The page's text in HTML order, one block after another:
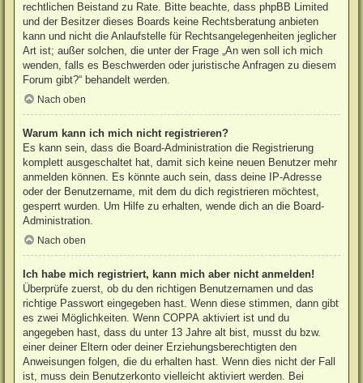
rechtlichen Beistand zu Rate. Bitte beachte, dass phpBB Limited
und der Besitzer dieses Boards keine Rechtsberatung anbieten
kann und nicht die Anlaufstelle für Rechtsangelegenheiten jeglicher
Art ist; außer solchen, die unter der Frage „An wen soll ich mich
wenden, falls es Beschwerden oder juristische Anfragen zu diesem
Forum gibt?“ behandelt werden.
Nach oben
Warum kann ich mich nicht registrieren?
Es kann sein, dass die Board-Administration die Registrierung
komplett ausgeschaltet hat, damit sich keine neuen Benutzer mehr
anmelden können. Es könnte auch sein, dass deine IP-Adresse
oder der Benutzername, mit dem du dich registrieren möchtest,
gesperrt wurden. Um Hilfe zu erhalten, wende dich an die Board-
Administration.
Nach oben
Ich habe mich registriert, kann mich aber nicht anmelden!
Überprüfe zuerst, ob du den richtigen Benutzernamen und das
richtige Passwort eingegeben hast. Wenn diese stimmen, dann gibt
es zwei Möglichkeiten. WennCOPPA aktiviert ist und du
angegeben hast, dass du unter 13 Jahre alt bist, musst du bzw.
einer deiner Eltern oder deiner Erziehungsberechtigten den
Anweisungen folgen, die du erhalten hast. Wenn dies nicht der Fall
ist, muss dein Benutzerkonto vielleicht aktiviert werden. Bei